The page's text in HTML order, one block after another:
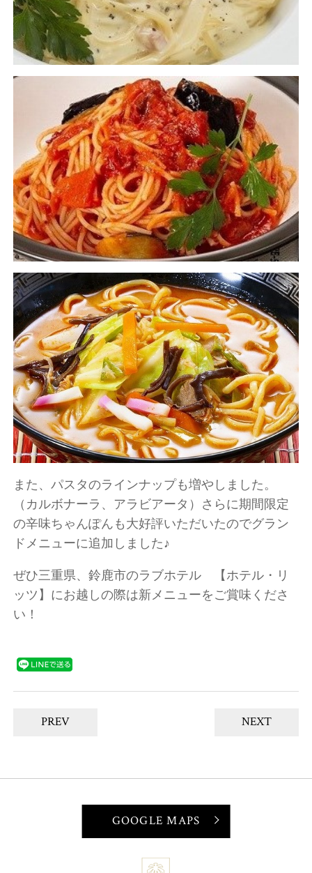
また、パスタのラインナップも増やしました。
（カルボナーラ、アラビアータ）さらに期間限定
の辛味ちゃんぽんも大好評いただいたのでグラン
ドメニューに追加しました♪
ぜひ三重県、鈴鹿市のラブホテル 【ホテル・リ
ッツ】にお越しの際は新メニューをご賞味くださ
い！
PREV NEXT
GOOGLE MAPS